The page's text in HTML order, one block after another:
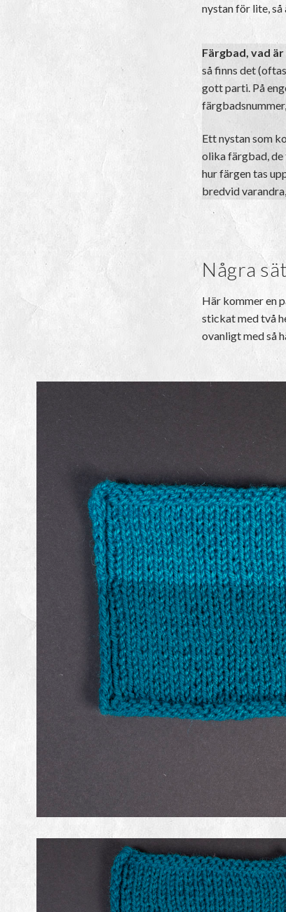
nystan för lite, så
Färgbad, vad
så finns det
gott parti. På
Ett nystan som
olika färgbad,
hur färgen tas
bredvid
Några
Här kommer en
stickat med två
ovanligt med så